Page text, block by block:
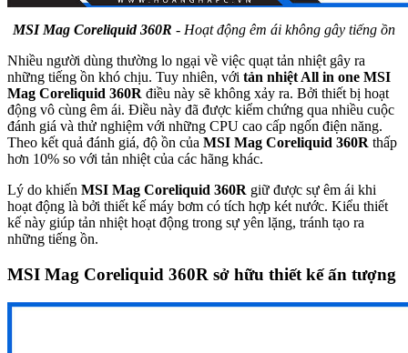
MSI Mag Coreliquid 360R - Hoạt động êm ái không gây tiếng ồn
Nhiều người dùng thường lo ngại về việc quạt tản nhiệt gây ra
những tiếng ồn khó chịu. Tuy nhiên, với tản nhiệt All in one MSI
Mag Coreliquid 360R điều này sẽ không xảy ra. Bởi thiết bị hoạt
động vô cùng êm ái. Điều này đã được kiểm chứng qua nhiều cuộc
đánh giá và thử nghiệm với những CPU cao cấp ngốn điện năng.
Theo kết quả đánh giá, độ ồn của MSI Mag Coreliquid 360R thấp
hơn 10% so với tản nhiệt của các hãng khác.
Lý do khiến MSI Mag Coreliquid 360R giữ được sự êm ái khi
hoạt động là bởi thiết kế máy bơm có tích hợp két nước. Kiểu thiết
kế này giúp tản nhiệt hoạt động trong sự yên lặng, tránh tạo ra
những tiếng ồn.
MSI Mag Coreliquid 360R sở hữu thiết kế ấn tượng